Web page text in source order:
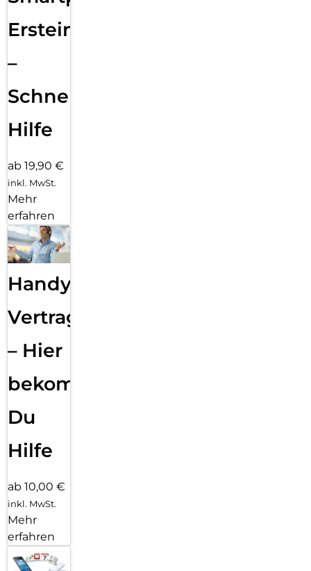
Ersteinrichtung
–
Schnelle
Hilfe
ab 19,90 €
inkl. MwSt.
Mehr
erfahren
Handy
Vertragsabwicklung
– Hier
bekommst
Du
Hilfe
ab 10,00 €
inkl. MwSt.
Mehr
erfahren